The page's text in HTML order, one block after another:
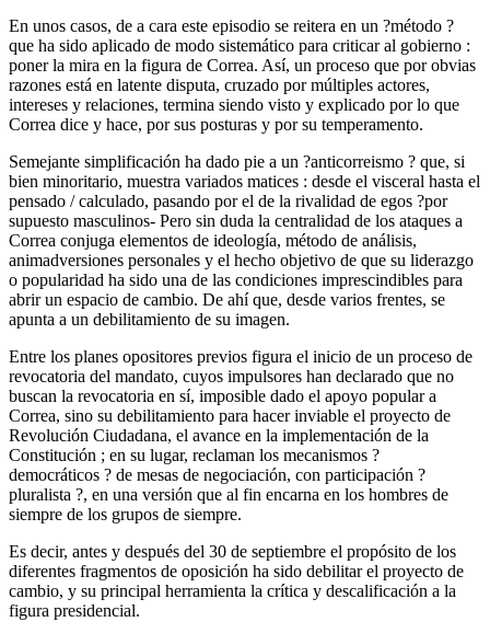
En unos casos, de a cara este episodio se reitera en un ?método ?
que ha sido aplicado de modo sistemático para criticar al gobierno :
poner la mira en la figura de Correa. Así, un proceso que por obvias
razones está en latente disputa, cruzado por múltiples actores,
intereses y relaciones, termina siendo visto y explicado por lo que
Correa dice y hace, por sus posturas y por su temperamento.
Semejante simplificación ha dado pie a un ?anticorreismo ? que, si
bien minoritario, muestra variados matices : desde el visceral hasta el
pensado / calculado, pasando por el de la rivalidad de egos ?por
supuesto masculinos- Pero sin duda la centralidad de los ataques a
Correa conjuga elementos de ideología, método de análisis,
animadversiones personales y el hecho objetivo de que su liderazgo
o popularidad ha sido una de las condiciones imprescindibles para
abrir un espacio de cambio. De ahí que, desde varios frentes, se
apunta a un debilitamiento de su imagen.
Entre los planes opositores previos figura el inicio de un proceso de
revocatoria del mandato, cuyos impulsores han declarado que no
buscan la revocatoria en sí, imposible dado el apoyo popular a
Correa, sino su debilitamiento para hacer inviable el proyecto de
Revolución Ciudadana, el avance en la implementación de la
Constitución ; en su lugar, reclaman los mecanismos ?
democráticos ? de mesas de negociación, con participación ?
pluralista ?, en una versión que al fin encarna en los hombres de
siempre de los grupos de siempre.
Es decir, antes y después del 30 de septiembre el propósito de los
diferentes fragmentos de oposición ha sido debilitar el proyecto de
cambio, y su principal herramienta la crítica y descalificación a la
figura presidencial.